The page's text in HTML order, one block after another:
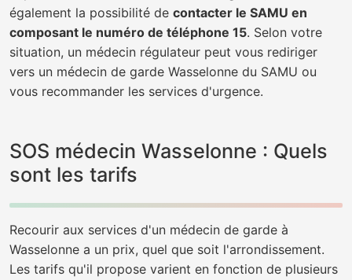
également la possibilité de contacter le SAMU en
composant le numéro de téléphone 15. Selon votre
situation, un médecin régulateur peut vous rediriger
vers un médecin de garde Wasselonne du SAMU ou
vous recommander les services d'urgence.
SOS médecin Wasselonne : Quels
sont les tarifs
Recourir aux services d'un médecin de garde à
Wasselonne a un prix, quel que soit l'arrondissement.
Les tarifs qu'il propose varient en fonction de plusieurs